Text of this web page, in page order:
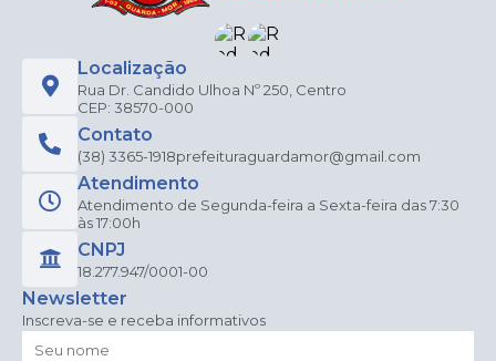
Localização
Rua Dr. Candido Ulhoa Nº 250, Centro
CEP: 38570-000
Contato
(38) 3365-1918prefeituraguardamor@gmail.com
Atendimento
Atendimento de Segunda-feira a Sexta-feira das 7:30
às 17:00h
CNPJ
18.277.947/0001-00
Newsletter
Inscreva-se e receba informativos